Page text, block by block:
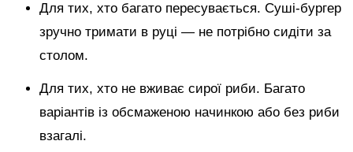
Для тих, хто багато пересувається. Суші-бургер
зручно тримати в руці — не потрібно сидіти за
столом.
Для тих, хто не вживає сирої риби. Багато
варіантів із обсмаженою начинкою або без риби
взагалі.